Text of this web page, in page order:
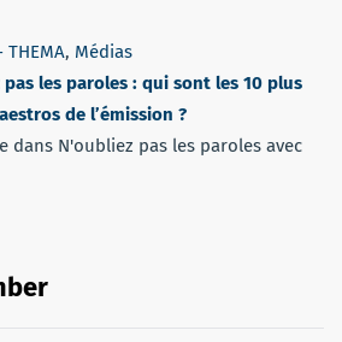
THEMA, Médias
pas les paroles : qui sont les 10 plus
de l’émission ?
dans N'oubliez pas les paroles avec